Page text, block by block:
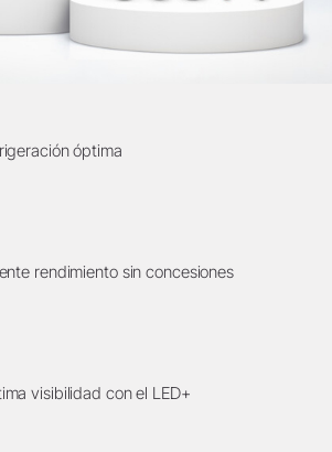
óptima
rendimiento sin concesiones
visibilidad con el LED+